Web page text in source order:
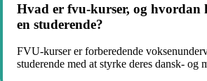
Hvad er fvu-kurser, og hvordan
en studerende?
FVU-kurser er forberedende
studerende med at styrke deres dansk- og